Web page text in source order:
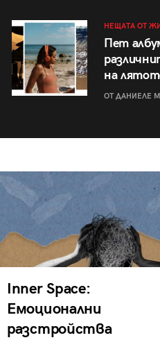
НЕЩАТА ОТ
Пет
на
ОТ ДАНИЕЛЕ
Inner Space:
Емоционални
разстройства